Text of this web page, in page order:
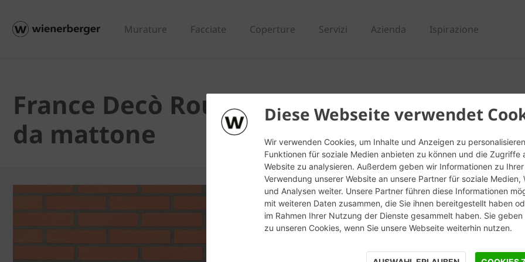
Diese Webseite verwendet
Wir verwenden Cookies, um Inhalte und Anzeigen zu
Funktionen für soziale Medien anbieten zu können und die Zugriffe
Website zu analysieren. Außerdem geben wir Informationen zu Ihrer
Verwendung unserer Website an unsere Partner für soziale Medien,
und Analysen weiter. Unsere Partner führen diese Informationen
mit weiteren Daten zusammen, die Sie ihnen bereitgestellt haben
im Rahmen Ihrer Nutzung der Dienste gesammelt haben. Sie geben
zu unseren Cookies, wenn Sie unsere Webseite weiterhin nutzen.
Murature Facciate Coperture Servizi Azienda Ispirazione
France Decò Rouge Orange Sabbiato -
da mattone